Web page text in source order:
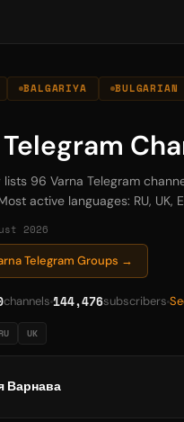
BALGARIYA BULGARIAN
96 Varna Telegram
active languages: RU,
2026
Telegram Groups →
channels 144,476subscribers
RU UK
Варнава